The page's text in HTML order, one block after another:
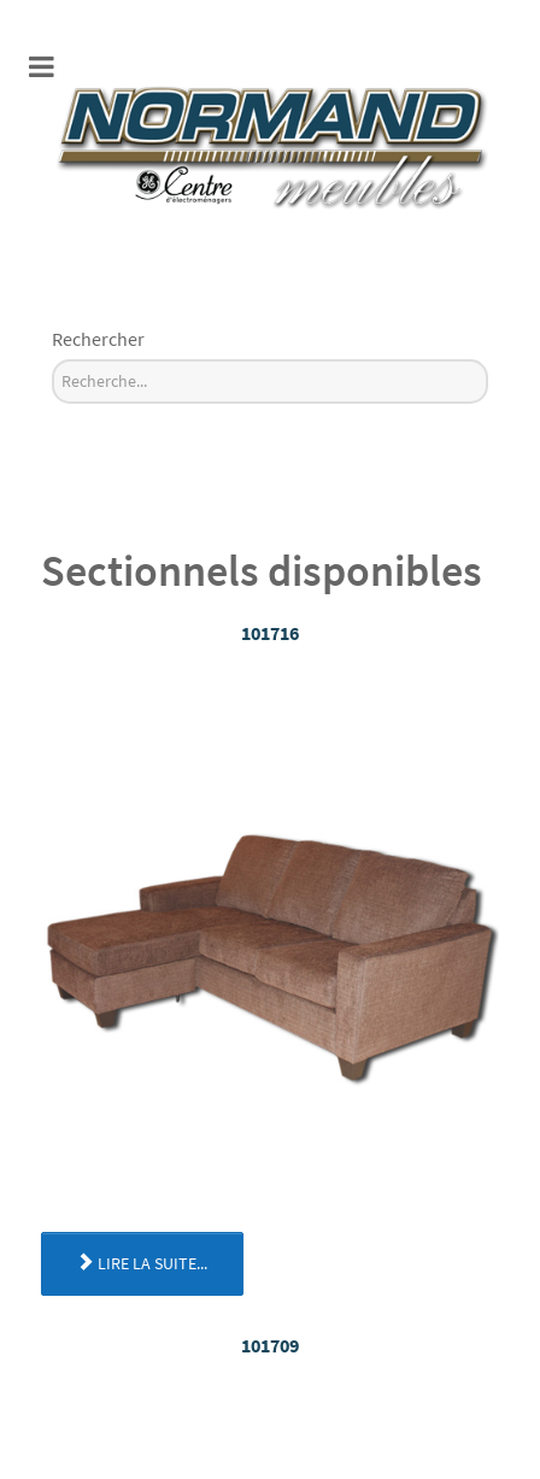
Rechercher
Sectionnels disponibles
101716
LIRE LA SUITE...
101709